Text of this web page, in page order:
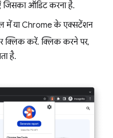
ऑडिट करना है.
में या Chrome के एक्सटेंशन
क्लिक करें. क्लिक करने पर,
है.